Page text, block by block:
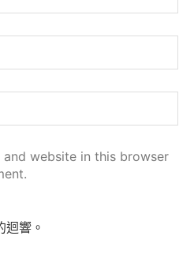
and website in this browser
迴響。